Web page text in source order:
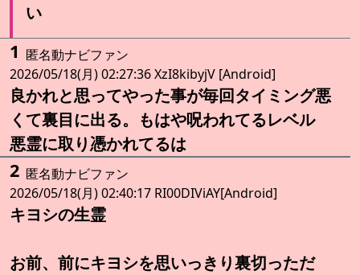
い
1 匿名動ナビファン
2026/05/18(月) 02:27:36 XzI8kibyjV [Android]
良かれと思ってやった事が毎回タイミング悪
くて裏目に出る。もはや呪われてるレベル
悪霊に取り憑かれてるは
2 匿名動ナビファン
2026/05/18(月) 02:40:17 RI00DIViAY[Android]
キヨシの生霊
お前、前にキヨシを思いっきり裏切っただ